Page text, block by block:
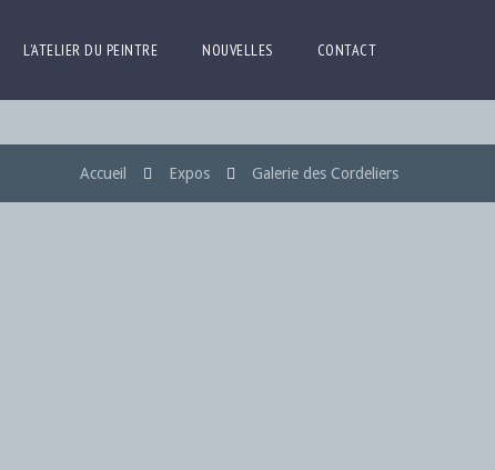
L’ATELIER DU PEINTRE NOUVELLES CONTACT
Accueil Expos Galerie des Cordeliers